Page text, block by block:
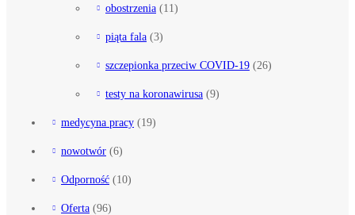
obostrzenia (11)
piąta fala (3)
szczepionka przeciw COVID-19 (26)
testy na koronawirusa (9)
medycyna pracy (19)
nowotwór (6)
Odporność (10)
Oferta (96)